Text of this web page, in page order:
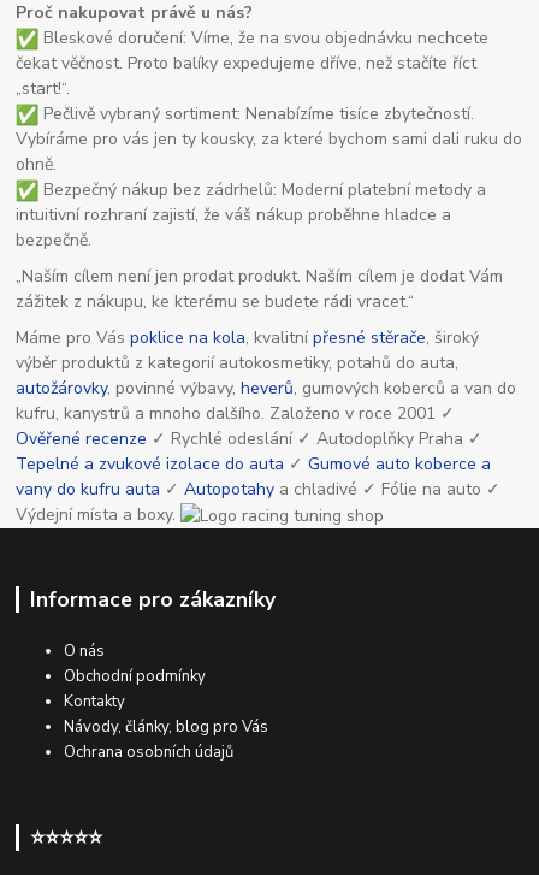
Proč nakupovat právě u nás?
Bleskové doručení: Víme, že na svou objednávku nechcete
čekat věčnost. Proto balíky expedujeme dříve, než stačíte říct
„start!“.
Pečlivě vybraný sortiment: Nenabízíme tisíce zbytečností.
Vybíráme pro vás jen ty kousky, za které bychom sami dali ruku do
ohně.
Bezpečný nákup bez zádrhelů: Moderní platební metody a
intuitivní rozhraní zajistí, že váš nákup proběhne hladce a
bezpečně.
„Naším cílem není jen prodat produkt. Naším cílem je dodat Vám
zážitek z nákupu, ke kterému se budete rádi vracet.“
Máme pro Váspoklice na kola, kvalitnípřesné stěrače, široký
výběr produktů z kategorií autokosmetiky, potahů do auta,
autožárovky, povinné výbavy,heverů, gumových koberců a van do
kufru, kanystrů a mnoho dalšího. Založeno v roce 2001 ✓
Ověřené recenze ✓ Rychlé odeslání ✓ Autodoplňky Praha ✓
Tepelné a zvukové izolace do auta ✓Gumové auto koberce a
vany do kufru auta ✓Autopotahy a chladivé ✓ Fólie na auto ✓
Výdejní místa a boxy.
Informace pro zákazníky
O nás
Obchodní podmínky
Kontakty
Návody, články, blog pro Vás
Ochrana osobních údajů
⭐⭐⭐⭐⭐